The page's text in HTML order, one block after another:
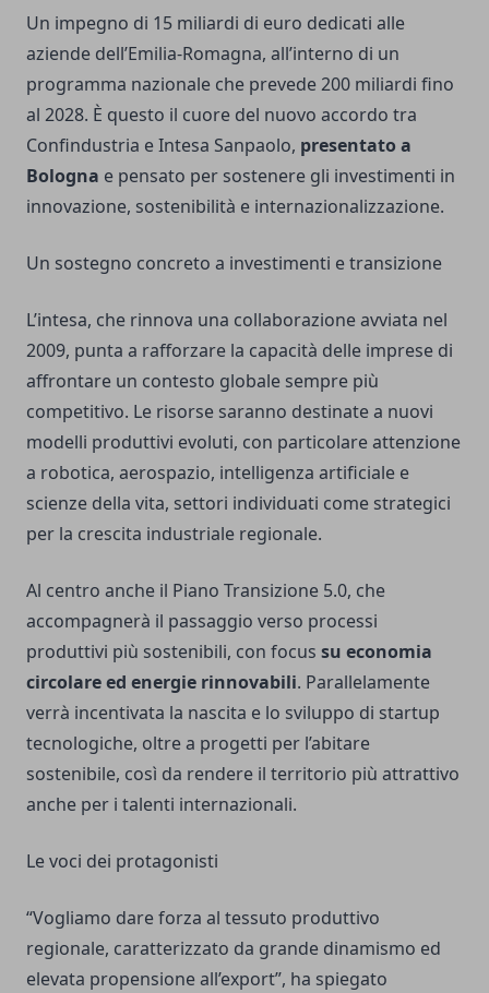
Un impegno di 15 miliardi di euro dedicati alle
aziende dell’Emilia-Romagna, all’interno di un
programma nazionale che prevede 200 miliardi fino
al 2028. È questo il cuore del nuovo accordo tra
Confindustria e Intesa Sanpaolo, presentato a
Bologna e pensato per sostenere gli investimenti in
innovazione, sostenibilità e internazionalizzazione.
Un sostegno concreto a investimenti e transizione
L’intesa, che rinnova una collaborazione avviata nel
2009, punta a rafforzare la capacità delle imprese di
affrontare un contesto globale sempre più
competitivo. Le risorse saranno destinate a nuovi
modelli produttivi evoluti, con particolare attenzione
a robotica, aerospazio, intelligenza artificiale e
scienze della vita, settori individuati come strategici
per la crescita industriale regionale.
Al centro anche il Piano Transizione 5.0, che
accompagnerà il passaggio verso processi
produttivi più sostenibili, con focus su economia
circolare ed energie rinnovabili. Parallelamente
verrà incentivata la nascita e lo sviluppo di startup
tecnologiche, oltre a progetti per l’abitare
sostenibile, così da rendere il territorio più attrattivo
anche per i talenti internazionali.
Le voci dei protagonisti
“Vogliamo dare forza al tessuto produttivo
regionale, caratterizzato da grande dinamismo ed
elevata propensione all’export”, ha spiegato